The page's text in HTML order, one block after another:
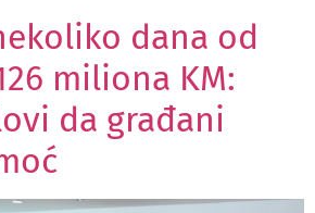
dana od
miliona KM:
da građani